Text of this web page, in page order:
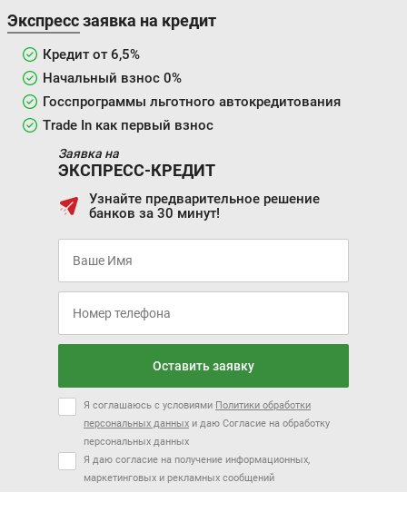
Экспресс заявка на кредит
Кредит от 6,5%
Начальный взнос 0%
Госспрограммы льготного автокредитования
Trade In как первый взнос
Заявка на
ЭКСПРЕСС-КРЕДИТ
Узнайте предварительное решение
банков за 30 минут!
Оставить заявку
Я соглашаюсь с условиями Политики обработки
персональных данных и даю Согласие на обработку
персональных данных
Я даю согласие на получение информационных,
маркетинговых и рекламных сообщений